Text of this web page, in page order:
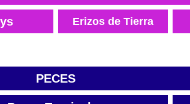
Erizos de Tierra
PECES